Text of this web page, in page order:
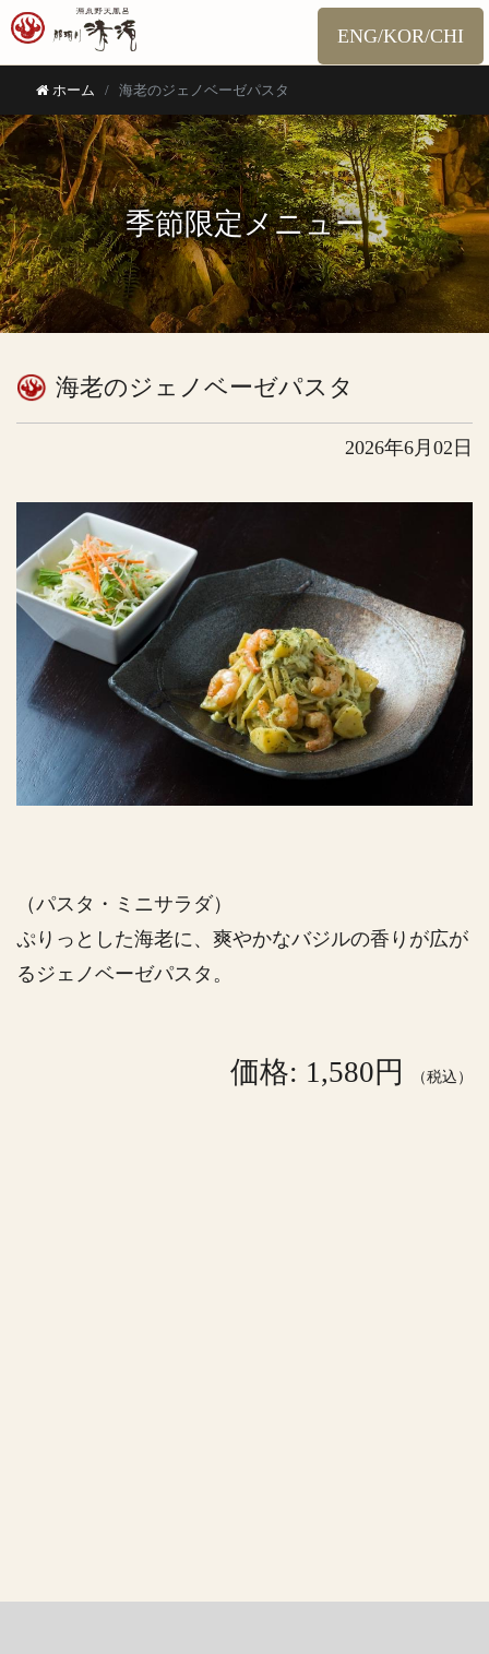
ENG/KOR/CHI
ホーム 海老のジェノベーゼパスタ
季節限定メニュー
海老のジェノベーゼパスタ
2026年6月02日
（パスタ・ミニサラダ）
ぷりっとした海老に、爽やかなバジルの香りが広が
るジェノベーゼパスタ。
価格: 1,580円 （税込）